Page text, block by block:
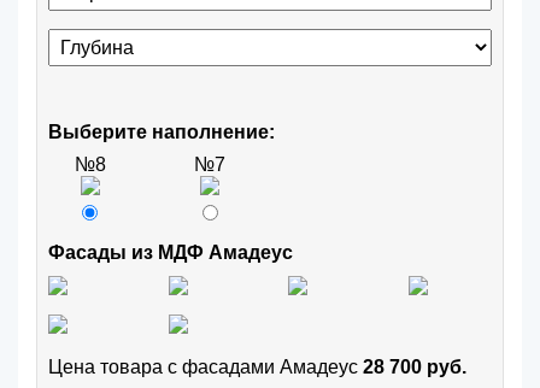
Выберите наполнение:
№8
№7
Фасады из МДФ Амадеус
Цена товара с фасадами Амадеус 28 700 руб.